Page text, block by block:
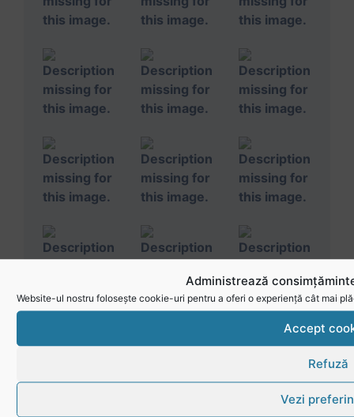
Administrează
Website-ul nostru folosește cookie-uri pentru a oferi o experiență cât mai
Accept
Refuză
Vezi